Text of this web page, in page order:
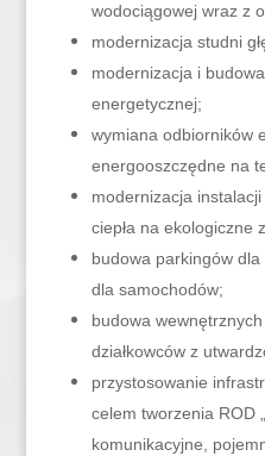
wodociągowej wraz z
modernizacja studni
modernizacja i
energetycznej;
wymiana odbiorników
energooszczędne na
modernizacja
ciepła na ekologiczne
budowa parkingów
dla samochodów;
budowa
działkowców z
przystosowanie
celem tworzenia ROD
komunikacyjne,